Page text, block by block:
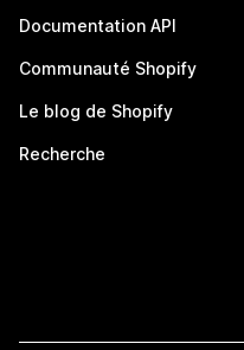
Documentation API
Communauté Shopify
Le blog de Shopify
Recherche